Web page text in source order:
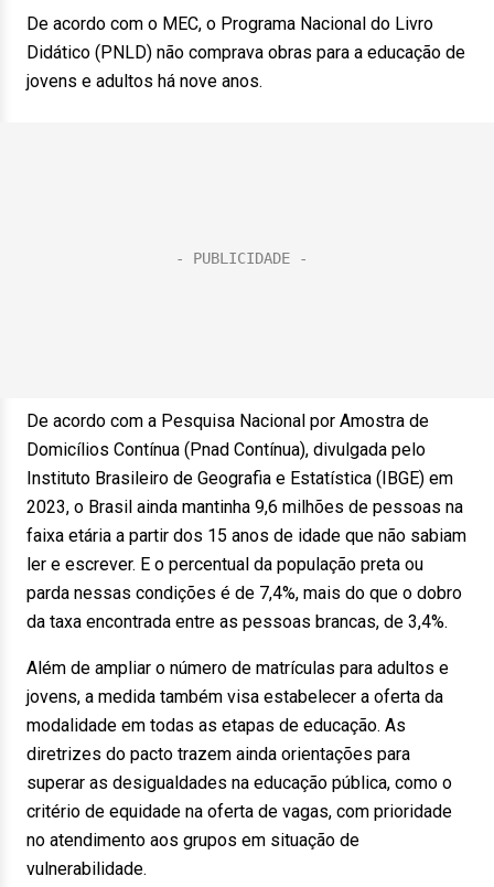
De acordo com o MEC, o Programa Nacional do Livro
Didático (PNLD) não comprava obras para a educação de
jovens e adultos há nove anos.
De acordo com a Pesquisa Nacional por Amostra de
Domicílios Contínua (Pnad Contínua), divulgada pelo
Instituto Brasileiro de Geografia e Estatística (IBGE) em
2023, o Brasil ainda mantinha 9,6 milhões de pessoas na
faixa etária a partir dos 15 anos de idade que não sabiam
ler e escrever. E o percentual da população preta ou
parda nessas condições é de 7,4%, mais do que o dobro
da taxa encontrada entre as pessoas brancas, de 3,4%.
Além de ampliar o número de matrículas para adultos e
jovens, a medida também visa estabelecer a oferta da
modalidade em todas as etapas de educação. As
diretrizes do pacto trazem ainda orientações para
superar as desigualdades na educação pública, como o
critério de equidade na oferta de vagas, com prioridade
no atendimento aos grupos em situação de
vulnerabilidade.